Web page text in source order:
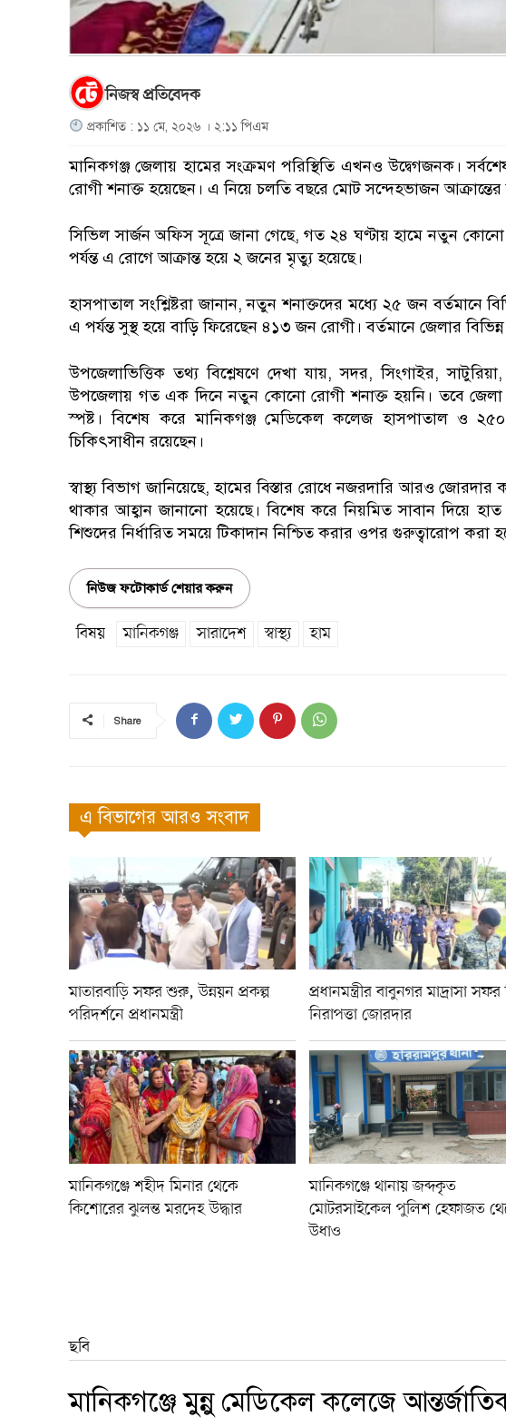
নিজস্ব প্রতিবেদক
প্রকাশিত : ১১ মে, ২০২৬ । ২:১১ পিএম
মানিকগঞ্জ জেলায় হামের সংক্রমণ পরিস্থিতি এখনও উদ্বেগজনক।
রোগী শনাক্ত হয়েছেন। এ নিয়ে চলতি বছরে মোট সন্দেহভাজন আক্রান্তের
সিভিল সার্জন অফিস সূত্রে জানা গেছে, গত ২৪ ঘণ্টায় হামে নতুন
পর্যন্ত এ রোগে আক্রান্ত হয়ে ২ জনের মৃত্যু হয়েছে।
হাসপাতাল সংশ্লিষ্টরা জানান, নতুন শনাক্তদের মধ্যে ২৫ জন বর্তমানে
এ পর্যন্ত সুস্থ হয়ে বাড়ি ফিরেছেন ৪১৩ জন রোগী। বর্তমানে জেলার
উপজেলাভিত্তিক তথ্য বিশ্লেষণে দেখা যায়, সদর, সিংগাইর,
উপজেলায় গত এক দিনে নতুন কোনো রোগী শনাক্ত হয়নি। তবে
স্পষ্ট। বিশেষ করে মানিকগঞ্জ মেডিকেল কলেজ হাসপাতাল ও
চিকিৎসাধীন রয়েছেন।
স্বাস্থ্য বিভাগ জানিয়েছে, হামের বিস্তার রোধে নজরদারি আরও
থাকার আহ্বান জানানো হয়েছে। বিশেষ করে নিয়মিত সাবান দিয়ে
শিশুদের নির্ধারিত সময়ে টিকাদান নিশ্চিত করার ওপর গুরুত্বারোপ করা
নিউজ ফটোকার্ড শেয়ার করুন
বিষয় মানিকগঞ্জ সারাদেশ স্বাস্থ্য হাম
Share
এ বিভাগের আরও সংবাদ
মাতারবাড়ি সফর শুরু, উন্নয়ন প্রকল্প
পরিদর্শনে প্রধানমন্ত্রী
প্রধানমন্ত্রীর বাবুনগর মাদ্রাসা সফর
নিরাপত্তা জোরদার
মানিকগঞ্জে শহীদ মিনার থেকে
কিশোরের ঝুলন্ত মরদেহ উদ্ধার
মানিকগঞ্জে থানায় জব্দকৃত
মোটরসাইকেল পুলিশ হেফাজত
উধাও